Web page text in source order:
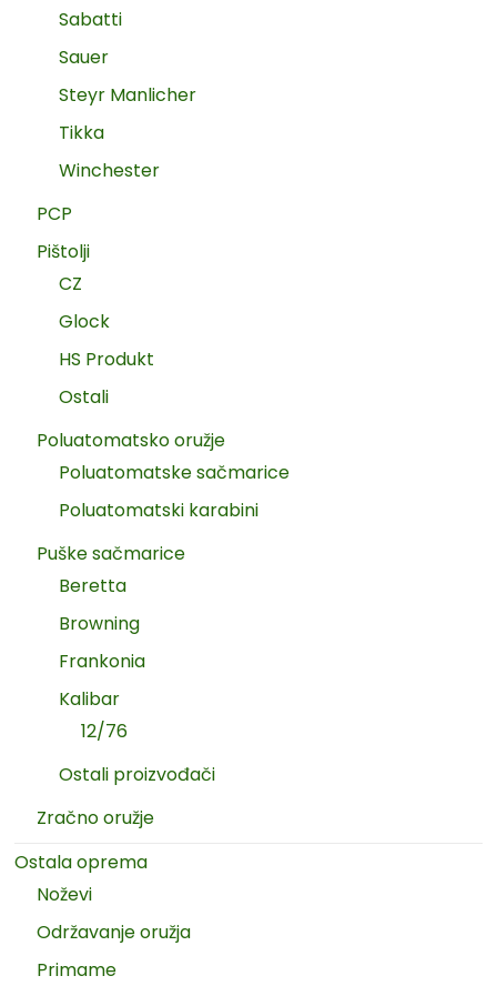
Sabatti
Sauer
Steyr Manlicher
Tikka
Winchester
PCP
Pištolji
CZ
Glock
HS Produkt
Ostali
Poluatomatsko oružje
Poluatomatske sačmarice
Poluatomatski karabini
Puške sačmarice
Beretta
Browning
Frankonia
Kalibar
12/76
Ostali proizvođači
Zračno oružje
Ostala oprema
Noževi
Održavanje oružja
Primame